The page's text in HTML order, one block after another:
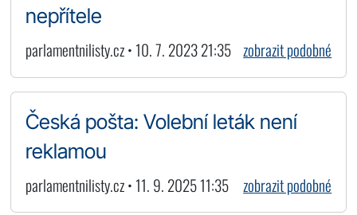
nepřítele
parlamentnilisty.cz • 10. 7. 2023 21:35 zobrazit podobné
Česká pošta: Volební leták není
reklamou
parlamentnilisty.cz • 11. 9. 2025 11:35 zobrazit podobné